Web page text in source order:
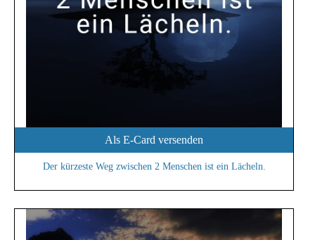
Als E-Card versenden
Der kürzeste Weg zwischen 2 Menschen ist ein Lächeln.